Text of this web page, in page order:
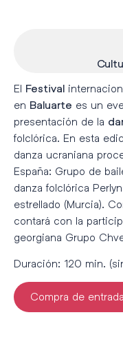
El Festival
en Baluarte es un
presentación de la
folclórica. En esta
danza ucraniana
España: Grupo de
danza folclórica
estrellado (Murcia).
contará con la
georgiana Grupo
Duración: 120 min.
Compra de